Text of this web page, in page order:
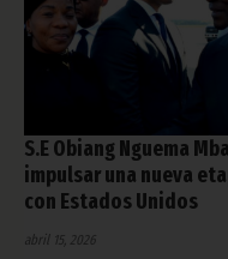
S.E Obiang Nguema
impulsar una nueva
con Estados Unidos
abril 15, 2026